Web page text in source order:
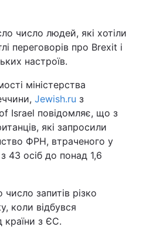
число людей, які хотіли
переговорів про Brexit і
настроїв.
міністерства
Jewish.ru з
Israel повідомляє, що з
які запросили
ФРН, втраченого у
43 осіб до понад 1,6
запитів різко
коли відбувся
країни з ЄС.